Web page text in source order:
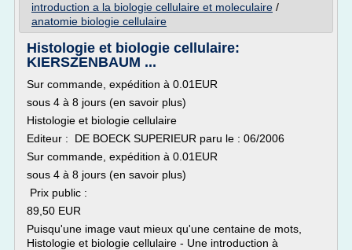
introduction a la biologie cellulaire et moleculaire /
anatomie biologie cellulaire
Histologie et biologie cellulaire:
KIERSZENBAUM ...
Sur commande, expédition à 0.01EUR
sous 4 à 8 jours (en savoir plus)
Histologie et biologie cellulaire
Editeur : DE BOECK SUPERIEUR paru le : 06/2006
Sur commande, expédition à 0.01EUR
sous 4 à 8 jours (en savoir plus)
Prix public :
89,50 EUR
Puisqu'une image vaut mieux qu'une centaine de mots,
Histologie et biologie cellulaire - Une introduction à